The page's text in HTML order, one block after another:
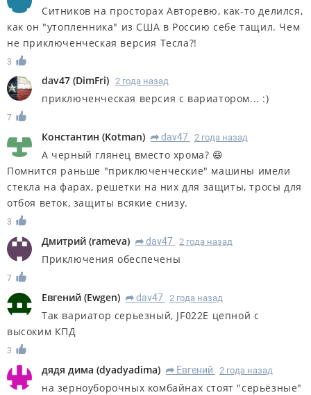
Ситников на просторах Авторевю, как-то делился,
как он "утопленника" из США в Россию себе тащил. Чем
не приключенческая версия Тесла?!
3
dav47 (DimFri) 2 года назад
приключенческая версия с вариатором... :)
7
Константин (Kotman) R dav47 2 года назад
А черный глянец вместо хрома? 😄
Помнится раньше "приключенческие" машины имели
стекла на фарах, решетки на них для защиты, тросы для
отбоя веток, защиты всякие снизу.
3
Дмитрий (rameva) R dav47 2 года назад
Приключения обеспечены
7
Евгений (Ewgen) R dav47 2 года назад
Так вариатор серьезный, JF022E цепной с
высоким КПД
3
дядя дима (dyadyadima) R Евгений 2 года назад
на зерноуборочных комбайнах стоят "серьëзные"